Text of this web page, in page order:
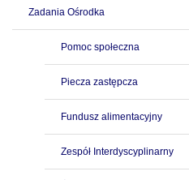
Zadania Ośrodka
Pomoc społeczna
Piecza zastępcza
Fundusz alimentacyjny
Zespół Interdyscyplinarny